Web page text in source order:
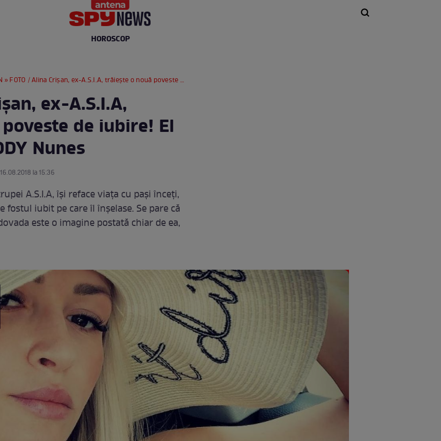
HOROSCOP
» FOTO / Alina Crișan, ex-A.S.I.A, trăiește o nouă poveste de iubire! El l-a înlocuit pe DDY Nunes
ex-A.S.I.A,
de iubire! El
Nunes
la 15:36
A.S.I.A, își reface viața cu pași înceți,
fostul iubit pe care îl înșelase. Se pare că
este o imagine postată chiar de ea,